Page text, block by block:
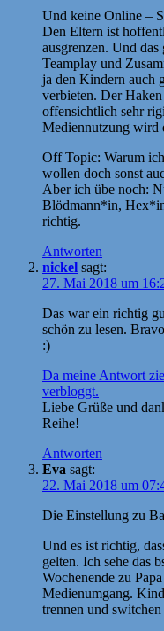
Und keine Online –
Den Eltern ist
ausgrenzen. Und
Teamplay und
ja den Kindern auch
verbieten. Der
offensichtlich sehr
Mediennutzung wird
Off Topic: Warum
wollen doch sonst
Aber ich übe noch:
Blödmann*in,
richtig.
Antworten
nickel sagt:
27. Mai 2018 um
Das war ein richtig
schön zu lesen.
:)
Da meine Antwort
verbloggt.
Liebe Grüße und
Reihe!
Antworten
Eva sagt:
22. Mai 2018 um
Die Einstellung zu
Und es ist richtig,
gelten. Ich sehe das
Wochenende zu
Medienumgang.
trennen und